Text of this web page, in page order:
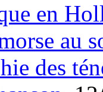
en
au
des